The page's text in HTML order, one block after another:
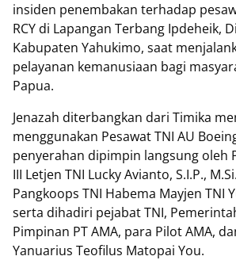
insiden penembakan terhadap
RCY di Lapangan Terbang Ipdeheik,
Kabupaten Yahukimo, saat
pelayanan kemanusiaan bagi
Papua.
Jenazah diterbangkan dari Timika
menggunakan Pesawat TNI AU
penyerahan dipimpin langsung oleh
III Letjen TNI Lucky Avianto, S.I.P.,
Pangkoops TNI Habema Mayjen TNI
serta dihadiri pejabat TNI,
Pimpinan PT AMA, para Pilot AMA,
Yanuarius Teofilus Matopai You.